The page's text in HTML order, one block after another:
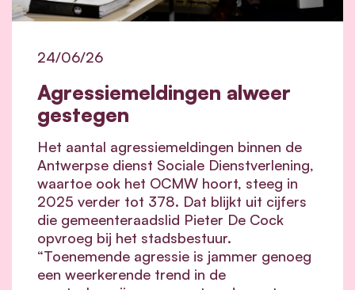
Agressiemeldingen alweer
gestegen
24/06/26
Het aantal agressiemeldingen binnen de
Antwerpse dienst Sociale Dienstverlening,
waartoe ook het OCMW hoort, steeg in
2025 verder tot 378. Dat blijkt uit cijfers
die gemeenteraadslid Pieter De Cock
opvroeg bij het stadsbestuur.
“Toenemende agressie is jammer genoeg
een weerkerende trend in de